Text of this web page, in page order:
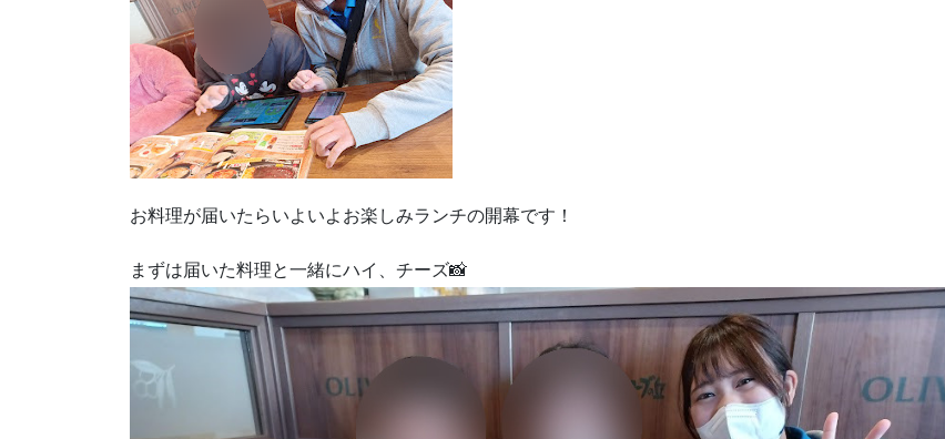
お料理が届いたらいよいよお楽しみランチの開幕です！
まずは届いた料理と一緒にハイ、チーズ📸